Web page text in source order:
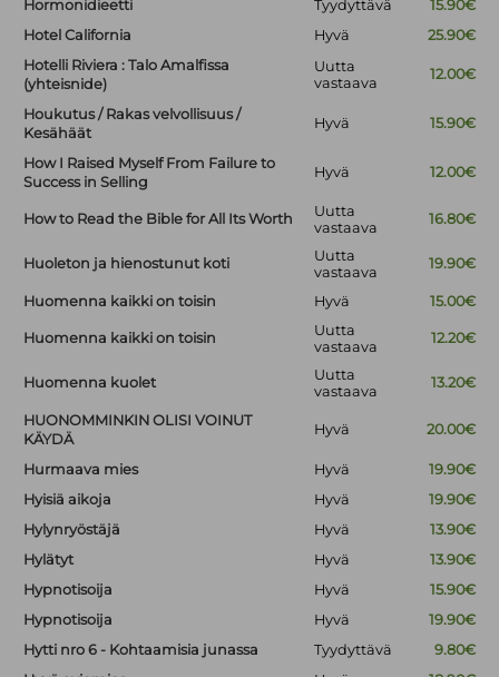
Hormonidieetti Tyydyttävä
15.90€
Hotel California
Hyvä
25.90€
Hotelli Riviera : Talo Amalfissa
(yhteisnide)
Uutta
vastaava
12.00€
Houkutus / Rakas velvollisuus /
Kesähäät
Hyvä 15.90€
How I Raised Myself From Failure to
Success in Selling
Hyvä 12.00€
How to Read the Bible for All Its Worth
Uutta
vastaava
16.80€
Huoleton ja hienostunut koti
Uutta
vastaava
19.90€
Huomenna kaikki on toisin Hyvä 15.00€
Huomenna kaikki on toisin
Uutta
vastaava
12.20€
Huomenna kuolet
Uutta
vastaava
13.20€
HUONOMMINKIN OLISI VOINUT
KÄYDÄ
Hyvä 20.00€
Hurmaava mies Hyvä
19.90€
Hyisiä aikoja
Hyvä
19.90€
Hylynryöstäjä
Hyvä
13.90€
Hylätyt
Hyvä
13.90€
Hypnotisoija
Hyvä
15.90€
Hypnotisoija
Hyvä
19.90€
Hytti nro 6 - Kohtaamisia junassa
Tyydyttävä
9.80€